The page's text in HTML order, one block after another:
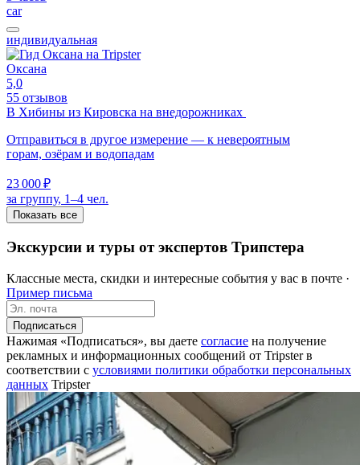
car
индивидуальная
Оксана
5,0
55 отзывов
В Хибины из Кировска на внедорожниках
Отправиться в другое измерение — к невероятным
горам, озёрам и водопадам
23 000 ₽
за группу, 1–4 чел.
Показать все
Экскурсии и туры от экспертов Трипстера
Классные места, скидки и интересные события у вас в почте ·
Пример письма
Подписаться
Нажимая «Подписаться», вы даете согласие на получение
рекламных и информационных сообщений от Tripster в
соответствии c условиями политики обработки персональных
данных Tripster